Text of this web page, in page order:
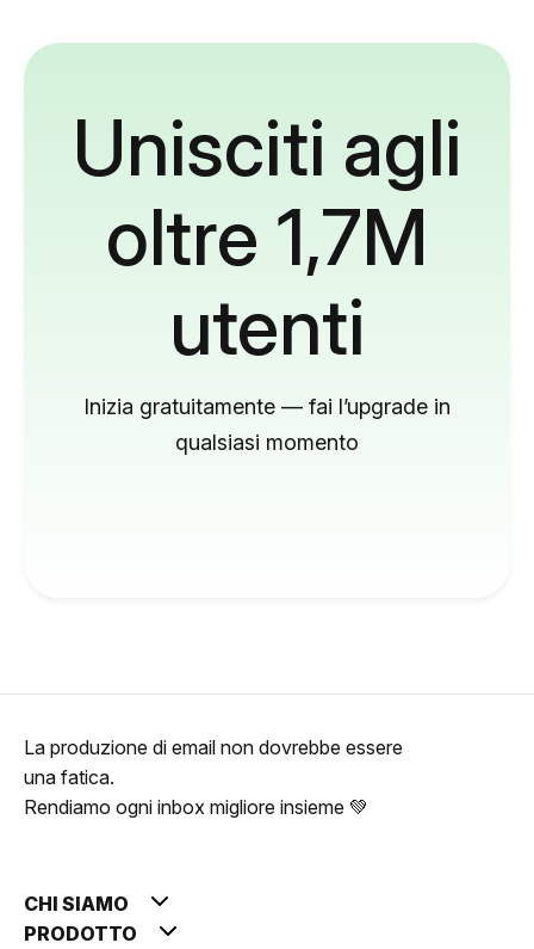
Unisciti agli
oltre 1,7M
utenti
Inizia gratuitamente — fai l’upgrade in
qualsiasi momento
La produzione di email non dovrebbe essere
una fatica.
Rendiamo ogni inbox migliore insieme 💚
CHI SIAMO
PRODOTTO